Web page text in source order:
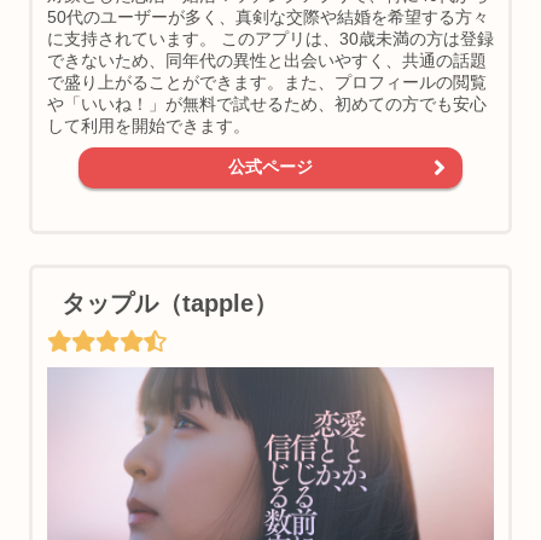
50代のユーザーが多く、真剣な交際や結婚を希望する方々
に支持されています。 このアプリは、30歳未満の方は登録
できないため、同年代の異性と出会いやすく、共通の話題
で盛り上がることができます。また、プロフィールの閲覧
や「いいね！」が無料で試せるため、初めての方でも安心
して利用を開始できます。
公式ページ
タップル（tapple）